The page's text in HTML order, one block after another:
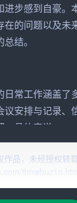
进步感到自豪。
在的问题以及未
结。
日常工作涵盖了
议安排与记录、
具体来说：
年共起草各类文
文件的规范性
密工作，确保了
作品，未经授权转